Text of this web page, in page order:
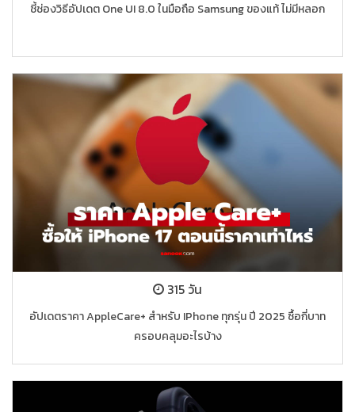
ชี้ช่องวิธีอัปเดต One UI 8.0 ในมือถือ Samsung ของแท้ ไม่มีหลอก
315 วัน
อัปเดตราคา AppleCare+ สำหรับ IPhone ทุกรุ่น ปี 2025 ซื้อกี่บาท
ครอบคลุมอะไรบ้าง